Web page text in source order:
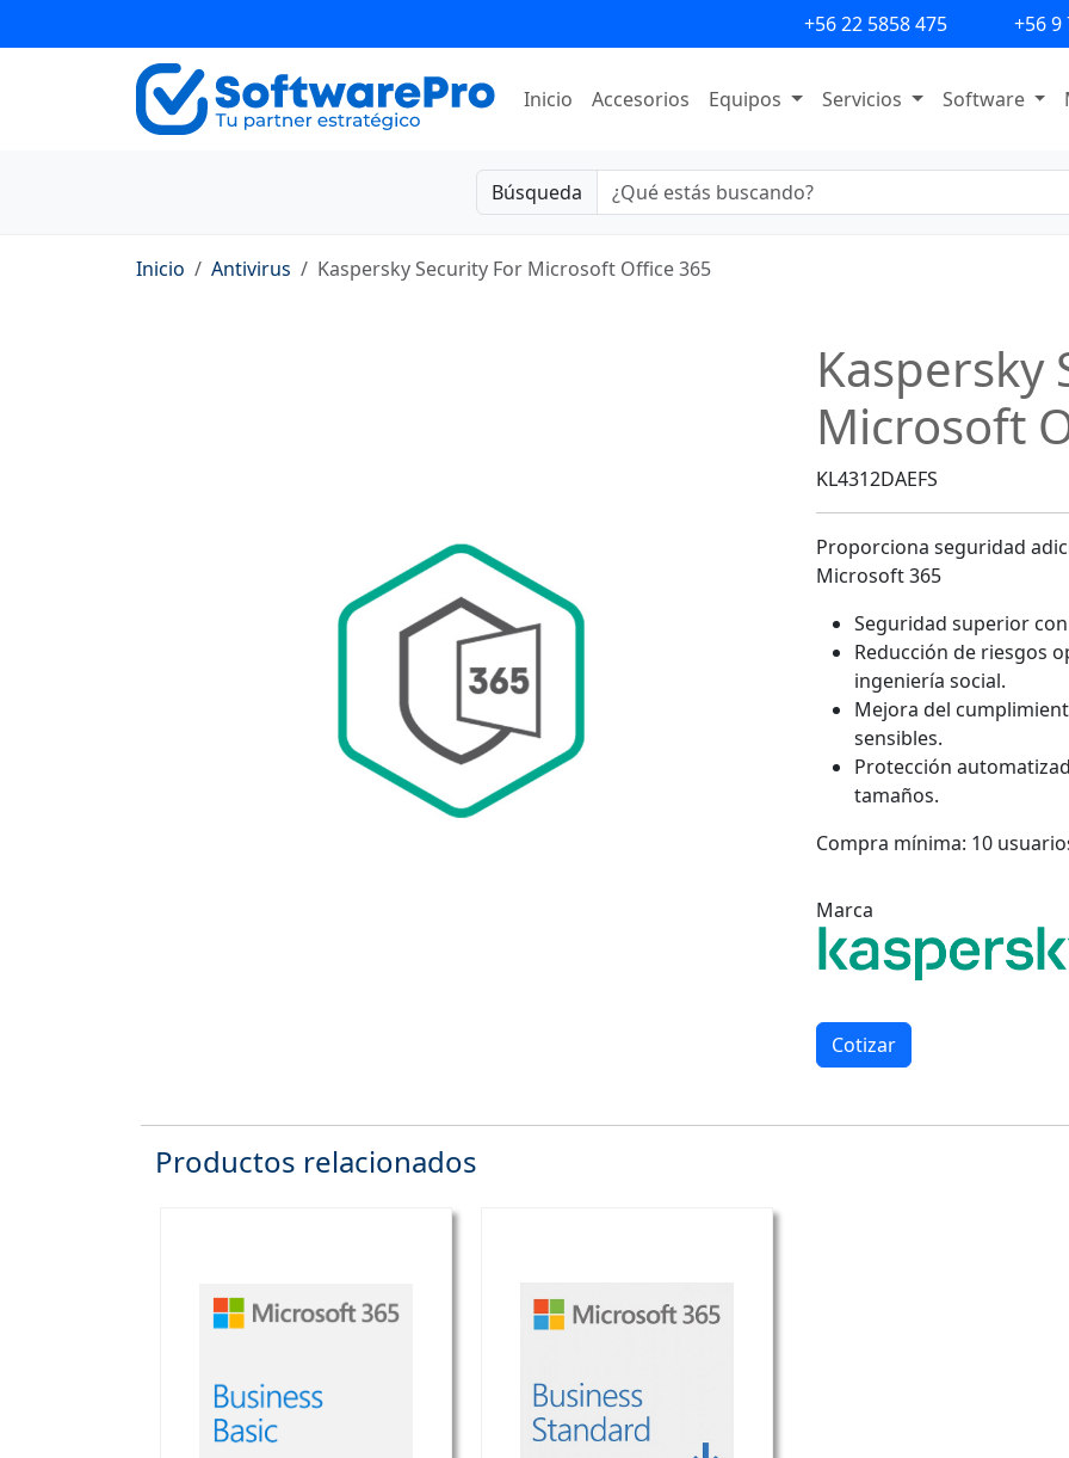
+56 22 5858 475 +56 9
Inicio Accesorios Equipos Servicios Software
Búsqueda
Inicio Antivirus Kaspersky Security For Microsoft Office 365
Kaspersky
Microsoft
KL4312DAEFS
Proporciona seguridad
Microsoft 365
Seguridad superior
Reducción de riesgos
ingeniería social.
Mejora del
sensibles.
Protección
tamaños.
Compra mínima: 10
Marca
Cotizar
Productos relacionados